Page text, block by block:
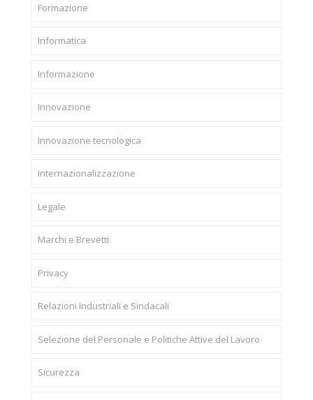
Formazione
Informatica
Informazione
Innovazione
Innovazione tecnologica
Internazionalizzazione
Legale
Marchi e Brevetti
Privacy
Relazioni Industriali e Sindacali
Selezione del Personale e Politiche Attive del Lavoro
Sicurezza